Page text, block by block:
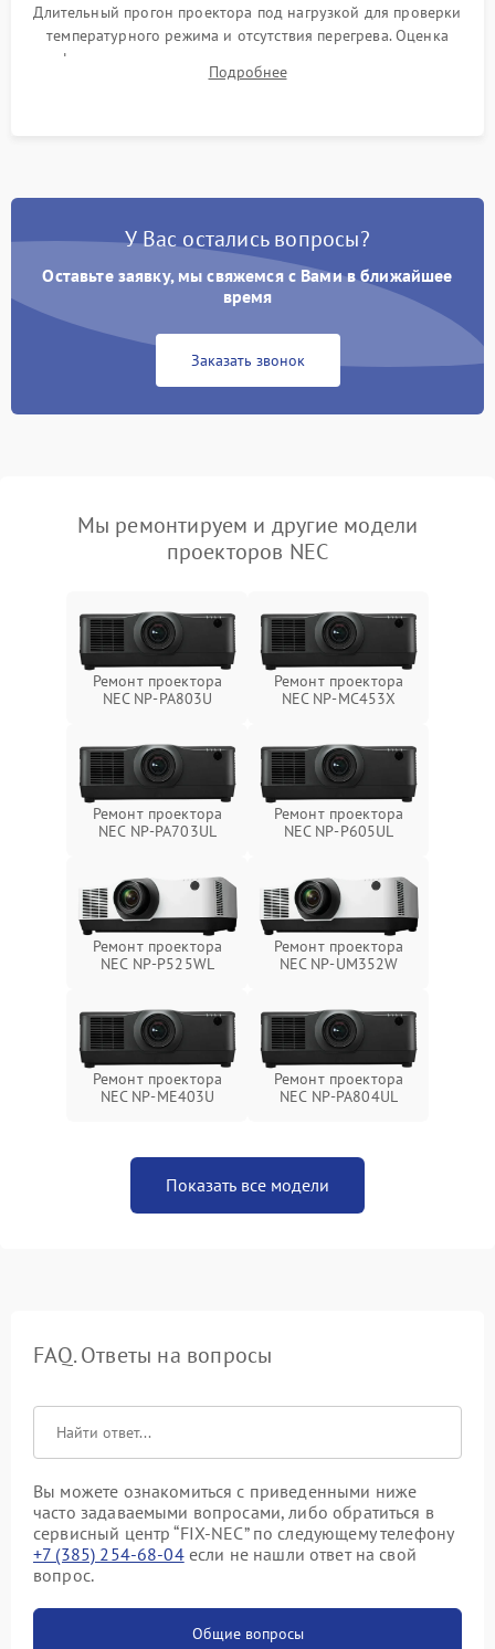
Длительный прогон проектора под нагрузкой для проверки
температурного режима и отсутствия перегрева. Оценка
фокуса, контрастности и цветопередачи на тестовых
таблицах. Проверка работы всех видеовходов и кнопок
Подробнее
У Вас остались вопросы?
Оставьте заявку, мы свяжемся с Вами в ближайшее
время
Заказать звонок
Мы ремонтируем и другие модели
проекторов NEC
Ремонт проектора
NEC NP-PA803U
Ремонт проектора
NEC NP-MC453X
Ремонт проектора
NEC NP-PA703UL
Ремонт проектора
NEC NP-P605UL
Ремонт проектора
NEC NP-P525WL
Ремонт проектора
NEC NP-UM352W
Ремонт проектора
NEC NP-ME403U
Ремонт проектора
NEC NP-PA804UL
Показать все модели
FAQ. Ответы на вопросы
Вы можете ознакомиться с приведенными ниже
часто задаваемыми вопросами, либо обратиться в
сервисный центр “FIX-NEC” по следующему телефону
+7 (385) 254-68-04если не нашли ответ на свой
вопрос.
Общие вопросы